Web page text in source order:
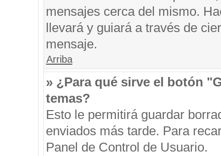
mensajes cerca del mismo.
llevará y guiará a través de
mensaje.
Arriba
» ¿Para qué sirve el botón
temas?
Esto le permitirá guardar
enviados más tarde. Para
Panel de Control de Usuario.